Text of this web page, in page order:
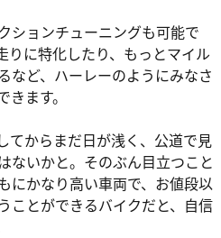
ションチューニングも可能で
りに特化したり、もっとマイル
など、ハーレーのようにみなさ
ます。
てからまだ日が浅く、公道で見
ないかと。そのぶん目立つこと
にかなり高い車両で、お値段以
ことができるバイクだと、自信